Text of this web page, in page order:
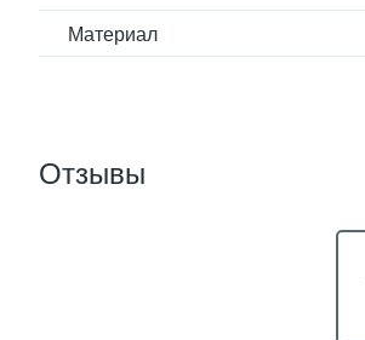
Материал
Отзывы